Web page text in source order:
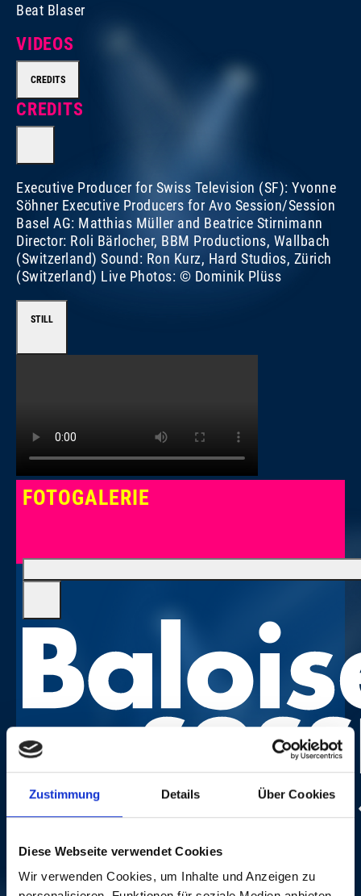
Zustimmung Details Über Cookies
Diese Webseite verwendet Cookies
Wir verwenden Cookies, um Inhalte und Anzeigen zu
Beat Blaser
VIDEOS
CREDITS
CREDITS
Executive Producer for Swiss Television (SF): Yvonne
Söhner Executive Producers for Avo Session/Session
Basel AG: Matthias Müller and Beatrice Stirnimann
Director: Roli Bärlocher, BBM Productions, Wallbach
(Switzerland) Sound: Ron Kurz, Hard Studios, Zürich
(Switzerland) Live Photos: © Dominik Plüss
STILL
FOTOGALERIE